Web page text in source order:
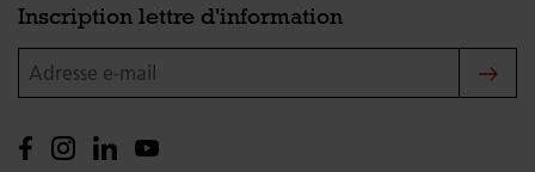
Inscription lettre d'information
Adresse e-mail